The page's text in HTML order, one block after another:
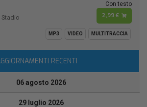
Stadio
Con testo
2,99 €
MP3 VIDEO MULTITRACCIA
RECENTI
06 agosto 2026
29 luglio 2026